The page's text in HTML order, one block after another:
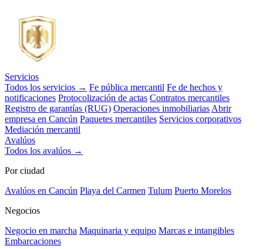
Servicios
Todos los servicios → Fe pública mercantil Fe de hechos y
notificaciones Protocolización de actas Contratos mercantiles
Registro de garantías (RUG) Operaciones inmobiliarias Abrir
empresa en Cancún Paquetes mercantiles Servicios corporativos
Mediación mercantil
Avalúos
Todos los avalúos →
Por ciudad
Avalúos en Cancún Playa del Carmen Tulum Puerto Morelos
Negocios
Negocio en marcha Maquinaria y equipo Marcas e intangibles
Embarcaciones